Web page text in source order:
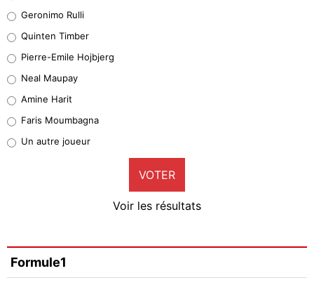
32%
5%
1%
9%
Faris Moumbagna
4%
Geronimo Rulli
Quinten Timber
Pierre-Emile Hojbjerg
Neal Maupay
Amine Harit
Faris Moumbagna
Un autre joueur
VOTER
Voir les résultats
Formule1